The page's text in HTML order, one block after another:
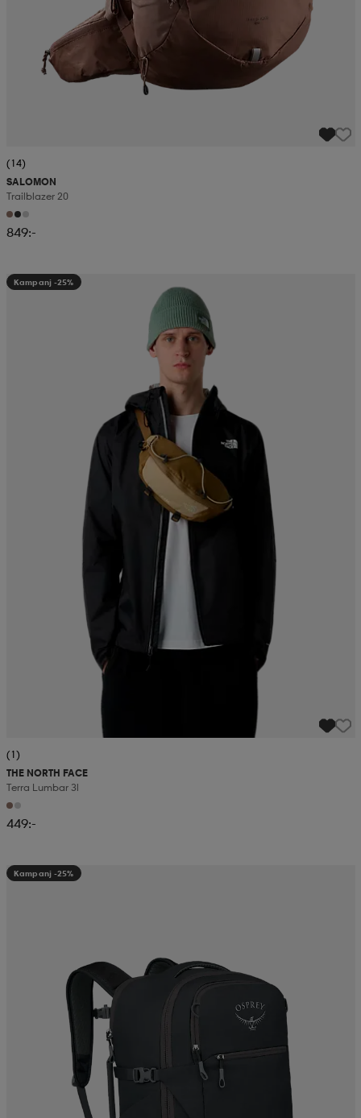
(14)
SALOMON
Trailblazer 20
849:-
Kampanj -25%
(1)
THE NORTH FACE
Terra Lumbar 3l
449:-
Kampanj -25%